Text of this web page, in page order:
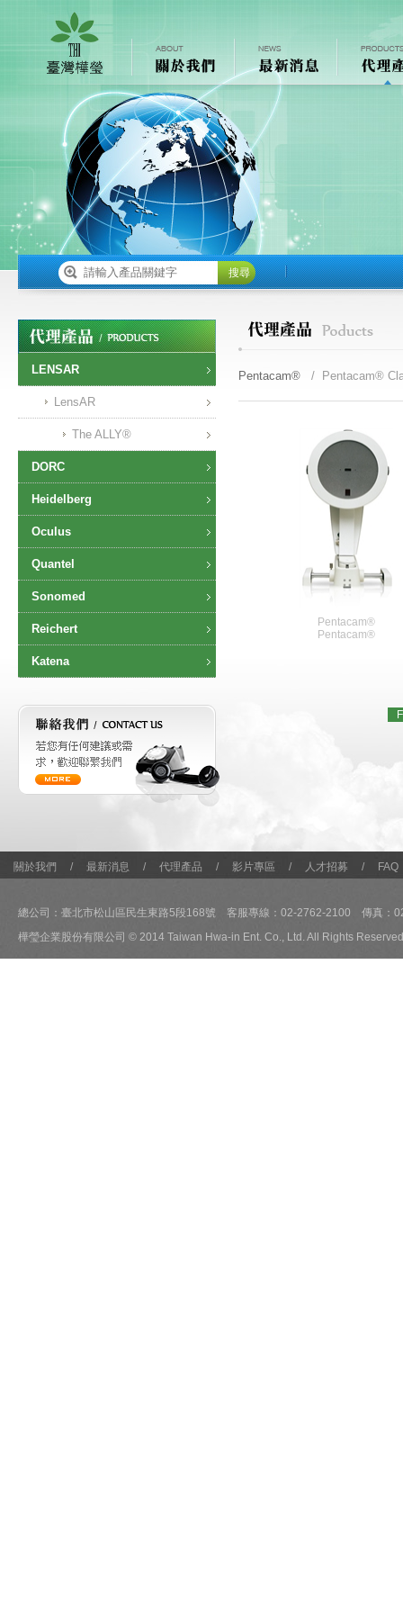
搜尋
LENSAR
LensAR
The ALLY®
DORC
Heidelberg
Oculus
Quantel
Sonomed
Reichert
Katena
Pentacam® / Pentacam®
Pentacam®
Pentacam®
關於我們 / 最新消息 / 代理產品 / 影片專區 / 人才招募 / FAQ
總公司：臺北市松山區民生東路5段168號 客服專線：02-2762-2100 傳真：
樺瑩企業股份有限公司 © 2014 Taiwan Hwa-in Ent. Co., Ltd. All Rights